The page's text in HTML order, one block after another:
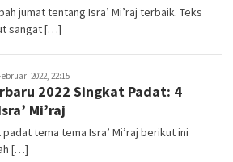
jumat tentang Isra’ Mi’raj terbaik. Teks
sangat […]
2022, 22:15
2022 Singkat Padat: 4
Mi’raj
tema tema Isra’ Mi’raj berikut ini
[…]